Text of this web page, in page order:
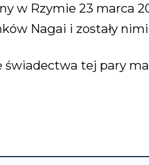
w Rzymie 23 marca
Nagai i zostały
tej pary